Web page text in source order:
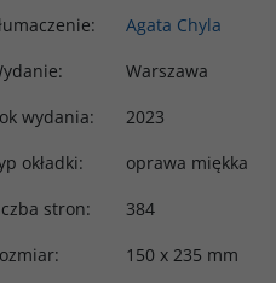
:
Agata Chyla
:
Warszawa
wydania:
2023
okładki:
oprawa miękka
stron:
384
:
150 x 235 mm